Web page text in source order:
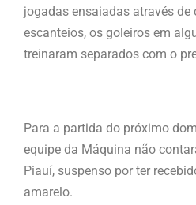
jogadas ensaiadas através
escanteios, os goleiros em
treinaram separados com o
Para a partida do próximo
equipe da Máquina não
Piauí, suspenso por ter
amarelo.